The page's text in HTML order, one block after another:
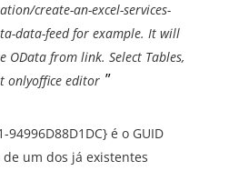
create-an-excel-services-
data-feed for example. It will
OData from link. Select Tables,
onlyoffice editor
94996D88D1DC} é o GUID
um dos já existentes